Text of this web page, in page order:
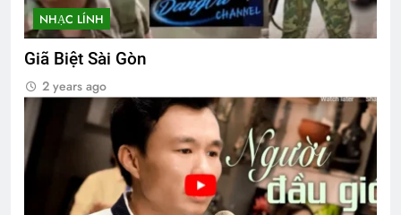
NHẠC LÍNH
Giã Biệt Sài Gòn
2 years ago